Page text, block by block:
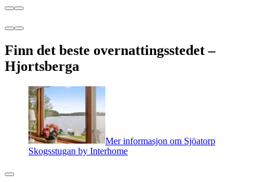
Finn det beste overnattingsstedet –
Hjortsberga
Mer informasjon om Sjöatorp
Skogsstugan by Interhome